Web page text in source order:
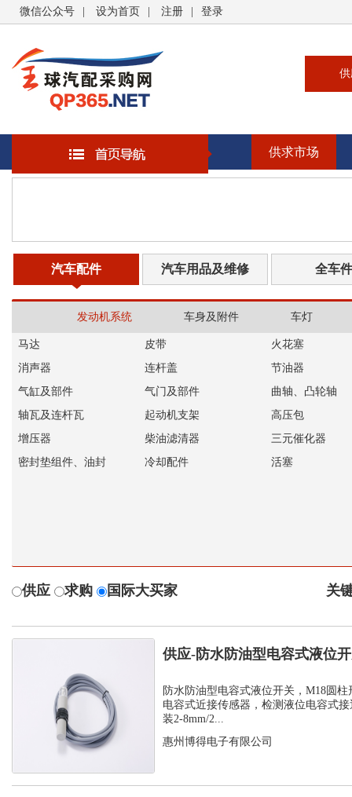
微信公众号 设为首页 注册 登录
供求市场
汽车配件 汽车用品及维修 全车件
发动机系统 车身及附件 车灯
马达 皮带
火花塞
消声器
连杆盖
节油器
气缸及部件
气门及部件
曲轴、凸轮轴
轴瓦及连杆瓦
起动机支架
高压包
增压器
柴油滤清器
三元催化器
密封垫组件、油封
冷却配件 活塞
供应 求购 国际大买家 关
供应-防水防油型电容式液位
C1PF- M...
防水防油型电容式液位开关，M18圆柱
电容式近接传感器，检测液位电容式
装2-8mm/2...
惠州博得电子有限公司